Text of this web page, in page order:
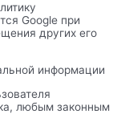
Google при
других его
информации
любым законным